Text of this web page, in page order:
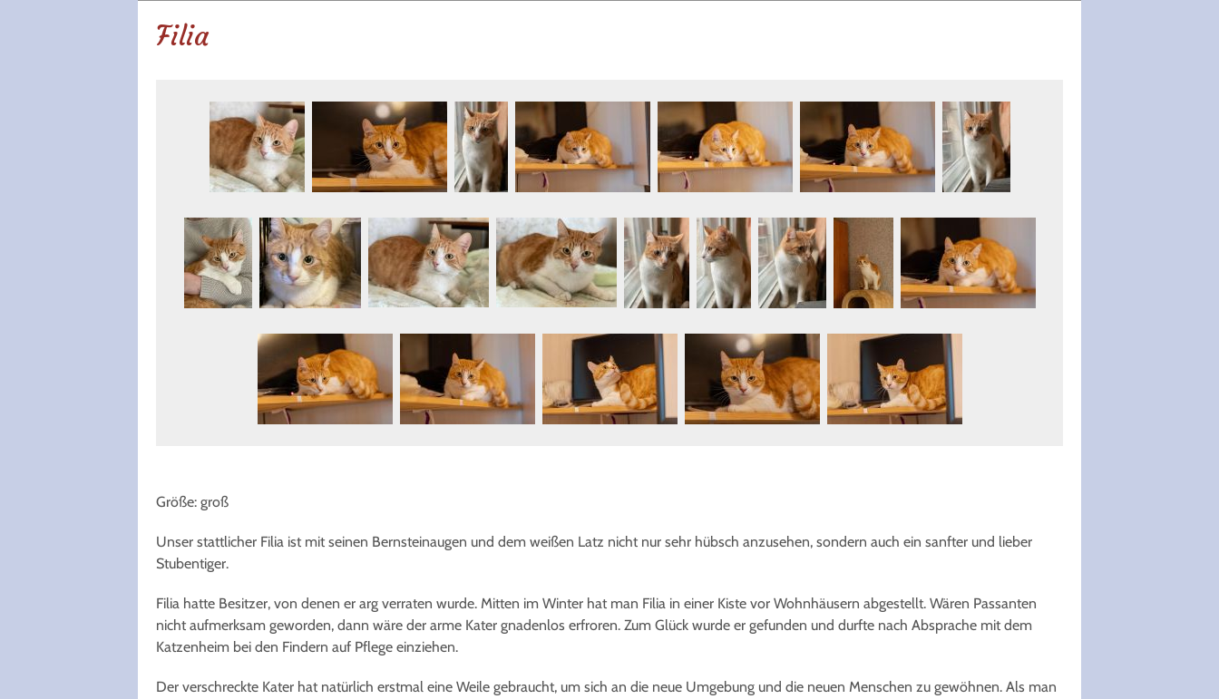
Filia
Größe: groß
Unser stattlicher Filia ist mit seinen Bernsteinaugen und dem weißen Latz nicht nur sehr hübsch anzusehen, sondern auch ein sanfter und lieber
Stubentiger.
Filia hatte Besitzer, von denen er arg verraten wurde. Mitten im Winter hat man Filia in einer Kiste vor Wohnhäusern abgestellt. Wären Passanten
nicht aufmerksam geworden, dann wäre der arme Kater gnadenlos erfroren. Zum Glück wurde er gefunden und durfte nach Absprache mit dem
Katzenheim bei den Findern auf Pflege einziehen.
Der verschreckte Kater hat natürlich erstmal eine Weile gebraucht, um sich an die neue Umgebung und die neuen Menschen zu gewöhnen. Als man